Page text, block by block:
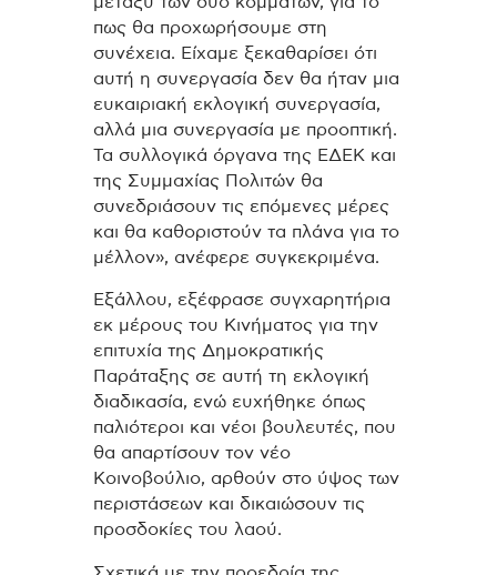
πως θα προχωρήσουμε στη
συνέχεια. Είχαμε ξεκαθαρίσει ότι
αυτή η συνεργασία δεν θα ήταν μια
ευκαιριακή εκλογική συνεργασία,
αλλά μια συνεργασία με προοπτική.
Τα συλλογικά όργανα της ΕΔΕΚ και
της Συμμαχίας Πολιτών θα
συνεδριάσουν τις επόμενες μέρες
και θα καθοριστούν τα πλάνα για το
μέλλον», ανέφερε συγκεκριμένα.
Εξάλλου, εξέφρασε συγχαρητήρια
εκ μέρους του Κινήματος για την
επιτυχία της Δημοκρατικής
Παράταξης σε αυτή τη εκλογική
διαδικασία, ενώ ευχήθηκε όπως
παλιότεροι και νέοι βουλευτές, που
θα απαρτίσουν τον νέο
Κοινοβούλιο, αρθούν στο ύψος των
περιστάσεων και δικαιώσουν τις
προσδοκίες του λαού.